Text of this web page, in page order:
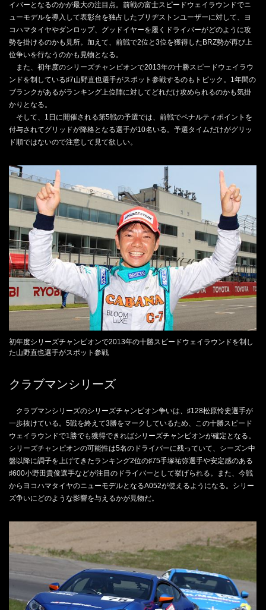
イバーとなるのかが最大の注目点。前戦の富士スピードウェイラウンドでニ
ューモデルを導入して表彰台を独占したブリヂストンユーザーに対して、ヨ
コハマタイヤやダンロップ、グッドイヤーを履くドライバーがどのように攻
勢を掛けるのかも見所。加えて、前戦で2位と3位を獲得したBRZ勢が再び上
位争いを行なうのかも見物となる。
また、初年度のシリーズチャンピオンで2013年の十勝スピードウェイラウ
ンドを制している♯7山野直也選手がスポット参戦するのもトピック。1年間の
ブランクがあるがランキング上位陣に対してどれだけ攻められるのかも気掛
かりとなる。
そして、1日に開催される第5戦の予選では、前戦でペナルティポイントを
付与されてグリッドが降格となる選手が10名いる。予選タイムだけがグリッ
ド順ではないので注意して見て欲しい。
初年度シリーズチャンピオンで2013年の十勝スピードウェイラウンドを制し
た山野直也選手がスポット参戦
クラブマンシリーズ
クラブマンシリーズのシリーズチャンピオン争いは、♯128松原怜史選手が
一歩抜けている。5戦を終えて3勝をマークしているため、この十勝スピード
ウェイラウンドで1勝でも獲得できればシリーズチャンピオンが確定となる。
シリーズチャンピオンの可能性は5名のドライバーに残っていて、シーズン中
盤以降に調子を上げてきたランキング2位の♯75手塚祐弥選手や安定感のある
♯600小野田貴俊選手などが注目のドライバーとして挙げられる。また、今戦
からヨコハマタイヤのニューモデルとなるA052が使えるようになる。シリー
ズ争いにどのような影響を与えるかが見物だ。